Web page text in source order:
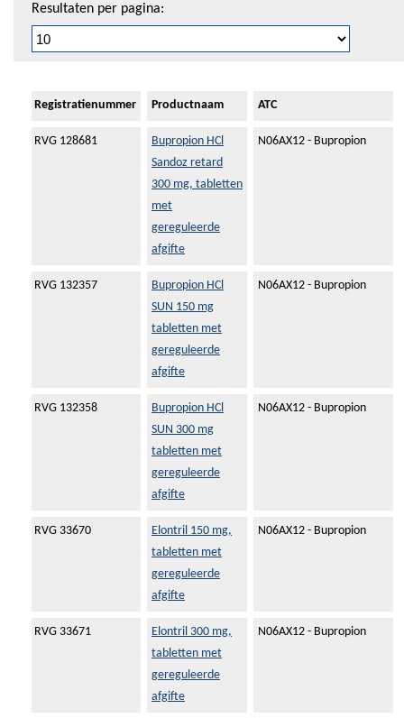
Resultaten per pagina:
Registratienummer Productnaam ATC
RVG 128681
Bupropion HCl
Sandoz retard
300 mg, tabletten
met
gereguleerde
afgifte
N06AX12 - Bupropion
RVG 132357
Bupropion HCl
SUN 150 mg
tabletten met
gereguleerde
afgifte
N06AX12 - Bupropion
RVG 132358
Bupropion HCl
SUN 300 mg
tabletten met
gereguleerde
afgifte
N06AX12 - Bupropion
RVG 33670
Elontril 150 mg,
tabletten met
gereguleerde
afgifte
N06AX12 - Bupropion
RVG 33671
Elontril 300 mg,
tabletten met
gereguleerde
afgifte
N06AX12 - Bupropion